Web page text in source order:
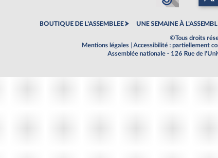
BOUTIQUE DE L'ASSEMBLEE UNE SEMAINE À
©Tous droits
Mentions légales
Accessibilité : partiellement
Assemblée nationale - 126 Rue de